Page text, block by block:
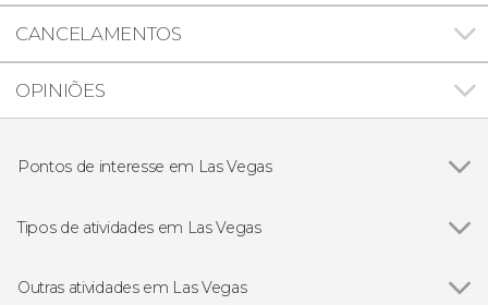
CANCELAMENTOS
OPINIÕES
Pontos de interesse em Las Vegas
Tipos de atividades em Las Vegas
Ingressos
Outras atividades em Las Vegas